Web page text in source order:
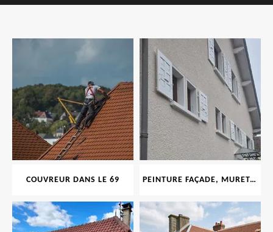
COUVREUR DANS LE 69 PEINTURE FAÇADE, MURET, TOITURE, BOISERIE, FERRONERIE, GOUTTIÈRE 69